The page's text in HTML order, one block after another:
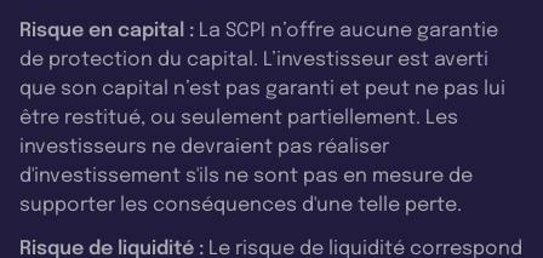
Risque en capital : La SCPI n’offre aucune garantie
de protection du capital. L’investisseur est averti
que son capital n’est pas garanti et peut ne pas lui
être restitué, ou seulement partiellement. Les
investisseurs ne devraient pas réaliser
d'investissement s'ils ne sont pas en mesure de
supporter les conséquences d'une telle perte.
Risque de liquidité : Le risque de liquidité correspond